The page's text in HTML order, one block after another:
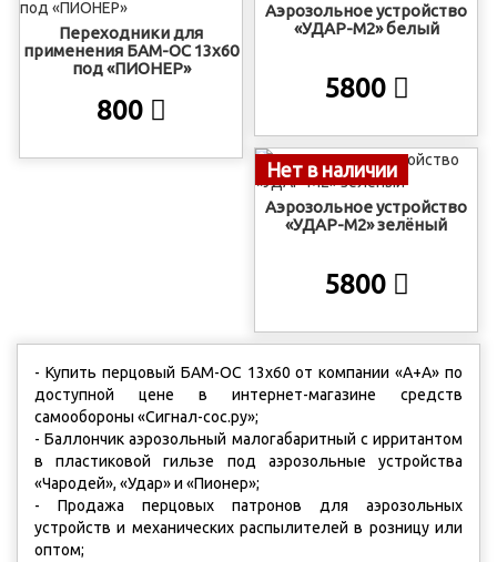
Переходники для
применения БАМ-ОС 13х60
под «ПИОНЕР»
800
Аэрозольное устройство
«УДАР-М2» белый
5800
Нет в наличии
Аэрозольное устройство
«УДАР-М2» зелёный
5800
- Купить перцовый БАМ-ОС 13x60 от компании «А+А» по
доступной цене в интернет-магазине средств
самообороны «Сигнал-сос.ру»;
- Баллончик аэрозольный малогабаритный с ирритантом
в пластиковой гильзе под аэрозольные устройства
«Чародей», «Удар» и «Пионер»;
- Продажа перцовых патронов для аэрозольных
устройств и механических распылителей в розницу или
оптом;